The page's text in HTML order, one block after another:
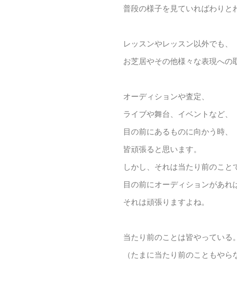
普段の様子を見ていればわりと
レッスンやレッスン以外でも、
お芝居やその他様々な表現への
オーディションや査定、
ライブや舞台、イベントなど、
目の前にあるものに向かう時、
皆頑張ると思います。
しかし、それは当たり前のこと
目の前にオーディションがあれ
それは頑張りますよね。
当たり前のことは皆やっている。
（たまに当たり前のこともやら